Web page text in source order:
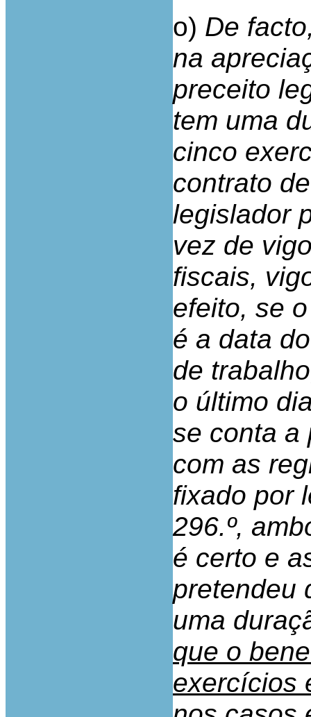
o) De
na
preceito
tem uma
cinco
contrato
legislador
vez de
fiscais,
efeito, se
é a data
de
o último
se conta a
com as
fixado por
296.º,
é certo e
pretendeu
uma
que o
exercícios